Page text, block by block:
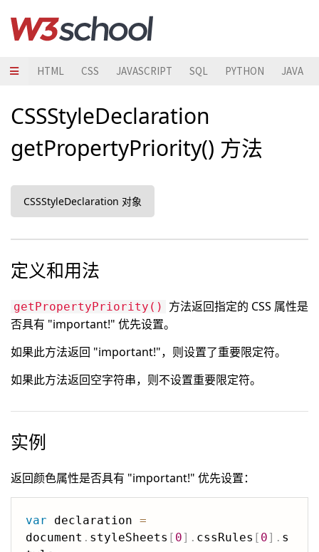
HTML CSS JAVASCRIPT SQL PYTHON JAVA
CSSStyleDeclaration
getPropertyPriority() 方法
CSSStyleDeclaration 对象
定义和用法
getPropertyPriority()
方法返回指定的 CSS 属性是
否具有 "important!" 优先设置。
如果此方法返回 "important!"，则设置了重要限定符。
如果此方法返回空字符串，则不设置重要限定符。
实例
返回颜色属性是否具有 "important!" 优先设置：
var declaration =
document . styleSheets [ 0] . cssRules [ 0] . s